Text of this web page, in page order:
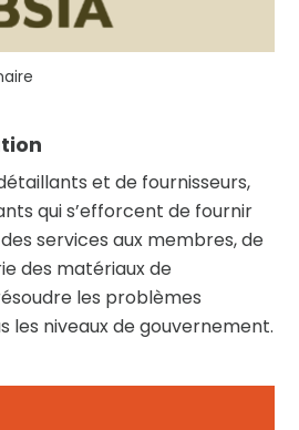
et de fournisseurs,
qui s’efforcent de fournir
services aux membres, de
des matériaux de
les problèmes
les niveaux de gouvernement.